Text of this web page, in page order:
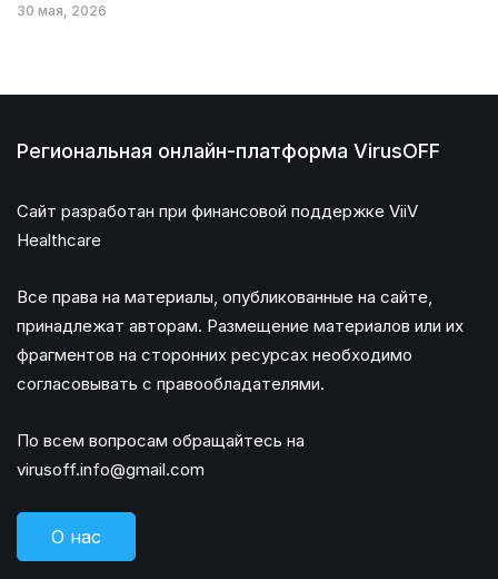
30 мая, 2026
Региональная онлайн-платформа VirusOFF
Сайт разработан при финансовой поддержке ViiV
Healthcare
Все права на материалы, опубликованные на сайте,
принадлежат авторам. Размещение материалов или их
фрагментов на сторонних ресурсах необходимо
согласовывать с правообладателями.
По всем вопросам обращайтесь на
virusoff.info@gmail.com
О нас